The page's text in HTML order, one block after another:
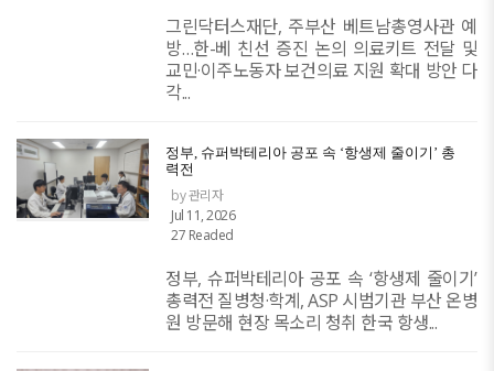
그린닥터스재단, 주부산 베트남총영사관 예
방…한-베 친선 증진 논의 ​의료키트 전달 및
교민·이주노동자 보건의료 지원 확대 방안 다
각...
정부, 슈퍼박테리아 공포 속 ‘항생제 줄이기’ 총
력전
by 관리자
Jul 11, 2026
27 Readed
정부, 슈퍼박테리아 공포 속 ‘항생제 줄이기’
총력전 질병청·학계, ASP 시범기관 부산 온병
원 방문해 현장 목소리 청취 한국 항생...